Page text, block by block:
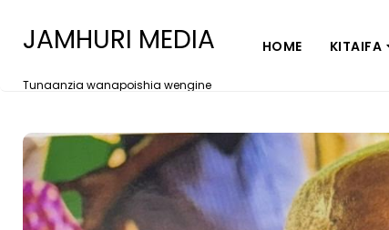
JAMHURI MEDIA
Tunaanzia wanapoishia wengine
HOME KITAIFA